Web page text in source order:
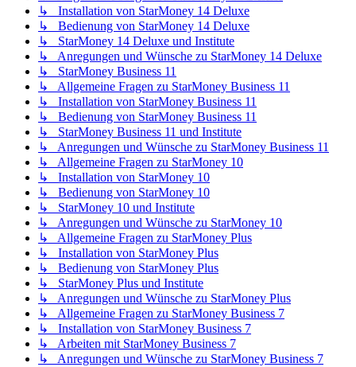
↳ Installation von StarMoney 14 Deluxe
↳ Bedienung von StarMoney 14 Deluxe
↳ StarMoney 14 Deluxe und Institute
↳ Anregungen und Wünsche zu StarMoney 14 Deluxe
↳ StarMoney Business 11
↳ Allgemeine Fragen zu StarMoney Business 11
↳ Installation von StarMoney Business 11
↳ Bedienung von StarMoney Business 11
↳ StarMoney Business 11 und Institute
↳ Anregungen und Wünsche zu StarMoney Business 11
↳ Allgemeine Fragen zu StarMoney 10
↳ Installation von StarMoney 10
↳ Bedienung von StarMoney 10
↳ StarMoney 10 und Institute
↳ Anregungen und Wünsche zu StarMoney 10
↳ Allgemeine Fragen zu StarMoney Plus
↳ Installation von StarMoney Plus
↳ Bedienung von StarMoney Plus
↳ StarMoney Plus und Institute
↳ Anregungen und Wünsche zu StarMoney Plus
↳ Allgemeine Fragen zu StarMoney Business 7
↳ Installation von StarMoney Business 7
↳ Arbeiten mit StarMoney Business 7
↳ Anregungen und Wünsche zu StarMoney Business 7